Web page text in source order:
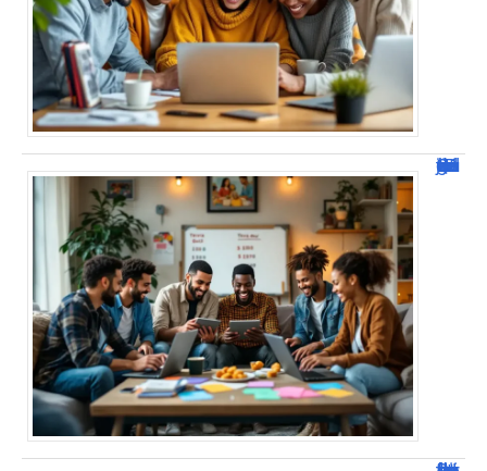
JetPunk : Quiz et jeux de culture générale